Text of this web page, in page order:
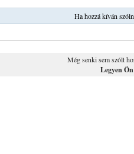
Ha hozzá kíván
Még senki sem szólt
Legyen